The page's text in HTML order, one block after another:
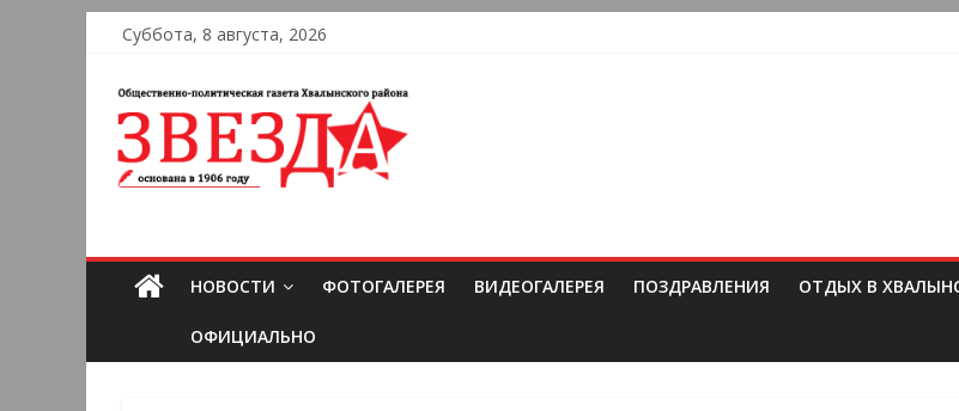
Суббота, 8 августа, 2026
НОВОСТИ ФОТОГАЛЕРЕЯ ВИДЕОГАЛЕРЕЯ ПОЗДРАВЛЕНИЯ ОТДЫХ В
ОФИЦИАЛЬНО